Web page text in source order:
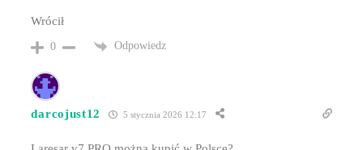
Wrócił
0 Odpowiedz
darcojust12 5 stycznia 2026 12:17